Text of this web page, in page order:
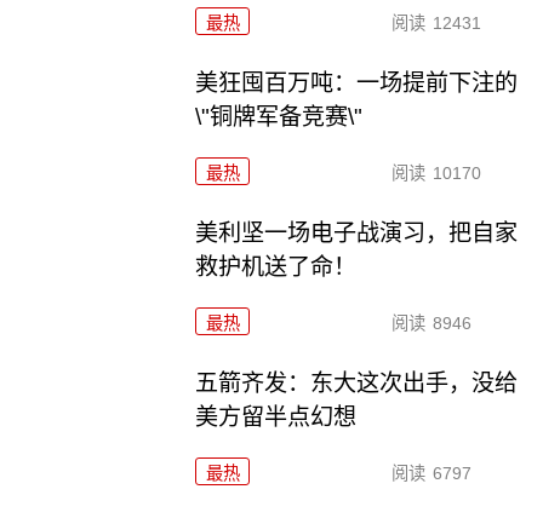
最热 阅读 12431
美狂囤百万吨：一场提前下注的
\"铜牌军备竞赛\"
最热 阅读 10170
美利坚一场电子战演习，把自家
救护机送了命！
最热 阅读 8946
五箭齐发：东大这次出手，没给
美方留半点幻想
最热 阅读 6797